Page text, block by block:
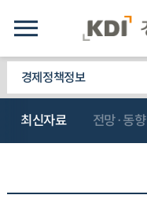
경제정책정보
최신자료 전망·동향